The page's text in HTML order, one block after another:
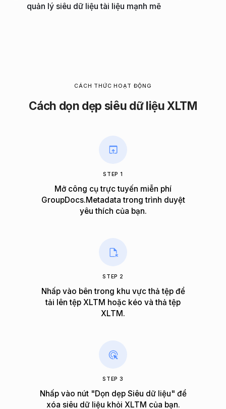
quản lý siêu dữ liệu tài liệu mạnh mẽ
CÁCH THỨC HOẠT ĐỘNG
Cách dọn dẹp siêu dữ liệu XLTM
STEP 1
Mở công cụ trực tuyến miễn phí
GroupDocs.Metadata trong trình duyệt
yêu thích của bạn.
STEP 2
Nhấp vào bên trong khu vực thả tệp để
tải lên tệp XLTM hoặc kéo và thả tệp
XLTM.
STEP 3
Nhấp vào nút "Dọn dẹp Siêu dữ liệu" để
xóa siêu dữ liệu khỏi XLTM của bạn.